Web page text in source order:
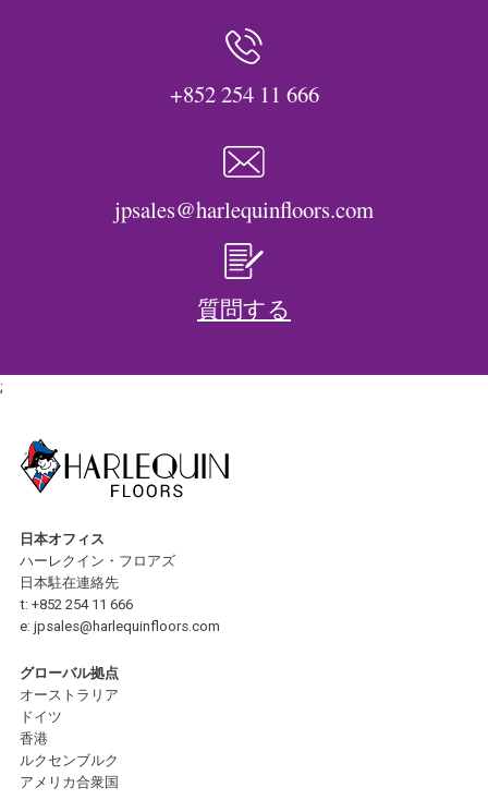
+852 254 11 666
jpsales@harlequinfloors.com
質問する
;
日本オフィス
ハーレクイン・フロアズ
日本駐在連絡先
t: +852 254 11 666
e: jpsales@harlequinfloors.com
グローバル拠点
オーストラリア
ドイツ
香港
ルクセンブルク
アメリカ合衆国